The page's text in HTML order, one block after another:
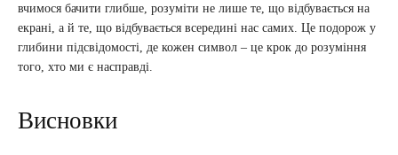
вчимося бачити глибше, розуміти не лише те, що відбувається на
екрані, а й те, що відбувається всередині нас самих. Це подорож у
глибини підсвідомості, де кожен символ – це крок до розуміння
того, хто ми є насправді.
Висновки